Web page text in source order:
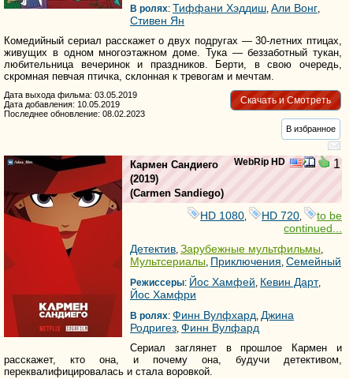
В ролях: Тиффани Хэддиш Али Вонг
Стивен Ян
Комедийный сериал расскажет о двух подругах — 30-летних птицах,
живущих в одном многоэтажном доме. Тука — беззаботный тукан,
любительница вечеринок и праздников. Берти, в свою очередь,
скромная певчая птичка, склонная к тревогам и мечтам.
Скачать и Смотреть
Дата выхода фильма: 03.05.2019
Дата добавления: 10.05.2019
Последнее обновление: 08.02.2023
В избранное
WebRip HD 1
Кармен Сандиего
(2019)
(Carmen Sandiego)
HD 1080 HD 720
to be
continued...
Детектив, Зарубежные мультфильмы,
Мультсериалы, Приключения, Семейный
Режиссеры: Йос Хамфей, Кевин Дарт,
Йос Хамфри
В ролях: Финн Вулфхард, Джина
Родригез, Финн Вулфард
Сериал заглянет в прошлое Кармен и
расскажет, кто она, и почему она, будучи детективом,
переквалифицировалась и стала воровкой.